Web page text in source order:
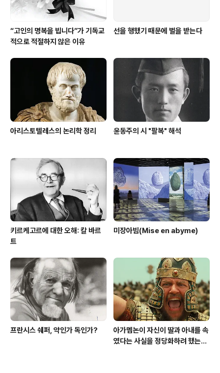
“고인의 명복을 빕니다”가 기독교
적으로 적절하지 않은 이유
선을 행했기 때문에 벌을 받는다
아리스토텔레스의 논리학 정리 윤동주의 시 "팔복" 해석
키르케고르에 대한 오해: 칼 바르
트
미장아빔(Mise en abyme)
프란시스 쉐퍼, 약인가 독인가?
아가멤논이 자신이 딸과 아내를 속
였다는 사실을 정당화하려 했는